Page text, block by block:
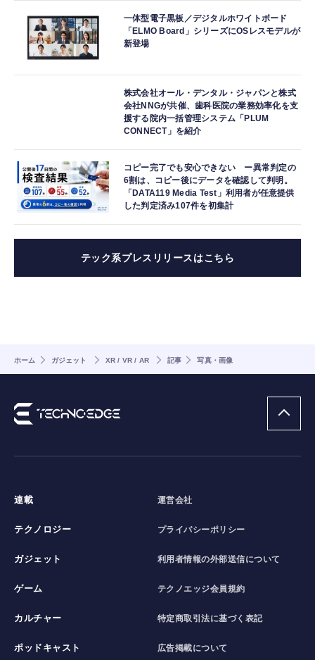
一体型電子黒板／デジタルホワイトボード
「ELMO Board」シリーズにOSレスモデルが
新登場
株式会社オール・デンタル・ジャパンと株式
会社NNGが共催、歯科医院の業務効率化を支
援する院内一括管理システム「PLUM
CONNECT」を紹介
コピー完了でも安心できない ー異常判定の
6割は、コピー後にデータを確認して判明。
「DATA119 Media Test」利用者が任意提供
した判定済み107件を初集計
テック系プレスリリースはこちら
ホーム ガジェット XR / VR / AR 記事 写真・画像
連載
テクノロジー
ガジェット
ゲーム
カルチャー
ポッドキャスト
運営会社
プライバシーポリシー
利用者情報の外部送信について
テクノエッジ会員規約
特定商取引法に基づく表記
広告掲載について